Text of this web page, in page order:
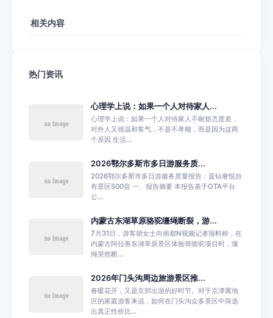
相关内容
热门资讯
心理学上说：如果一个人对待家人...
心理学上说：如果一个人对待家人不耐烦态度差，
对外人又很温和客气，不是不孝顺，而是因为这两
个原因 生活...
2026鄂尔多斯市多日游服务质...
2026鄂尔多斯市多日游服务质量报告：蓝钻奢悦自
有景区500亩 一、报告摘要 本报告基于OTA平台
公...
内蒙古东湖草原骆驼缰绳断裂，游...
7月31日，游客胡女士向南都N视频记者报料称，在
内蒙古阿拉善东湖草原景区体验骑骆驼项目时，缰
绳突然断...
2026年门头沟周边旅游景区推...
春暖花开，又是京郊出游的好时节。对于京津冀地
区的家庭游客来说，如何在门头沟众多景区中筛选
出真正性价比...